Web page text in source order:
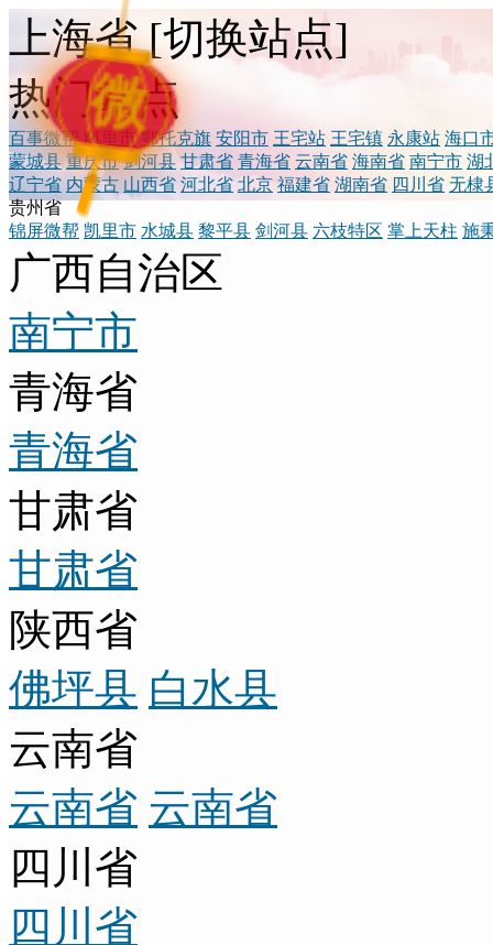
上海省 [切换站点]
热门站点
百事微帮 凯里市 鄂托克旗 安阳市 王宅站 王宅镇 永康站 海口
蒙城县 重庆市 剑河县 甘肃省 青海省 云南省 海南省 南宁市 湖
辽宁省 内蒙古 山西省 河北省 北京 福建省 湖南省 四川省 无棣
贵州省
锦屏微帮 凯里市 水城县 黎平县 剑河县 六枝特区 掌上天柱 施
广西自治区
南宁市
青海省
青海省
甘肃省
甘肃省
陕西省
佛坪县 白水县
云南省
云南省 云南省
四川省
四川省
微